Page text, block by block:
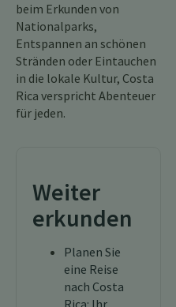
beim Erkunden von
Nationalparks,
Entspannen an schönen
Stränden oder Eintauchen
in die lokale Kultur, Costa
Rica verspricht Abenteuer
für jeden.
Weiter
erkunden
Planen Sie
eine Reise
nach Costa
Rica: Ihr